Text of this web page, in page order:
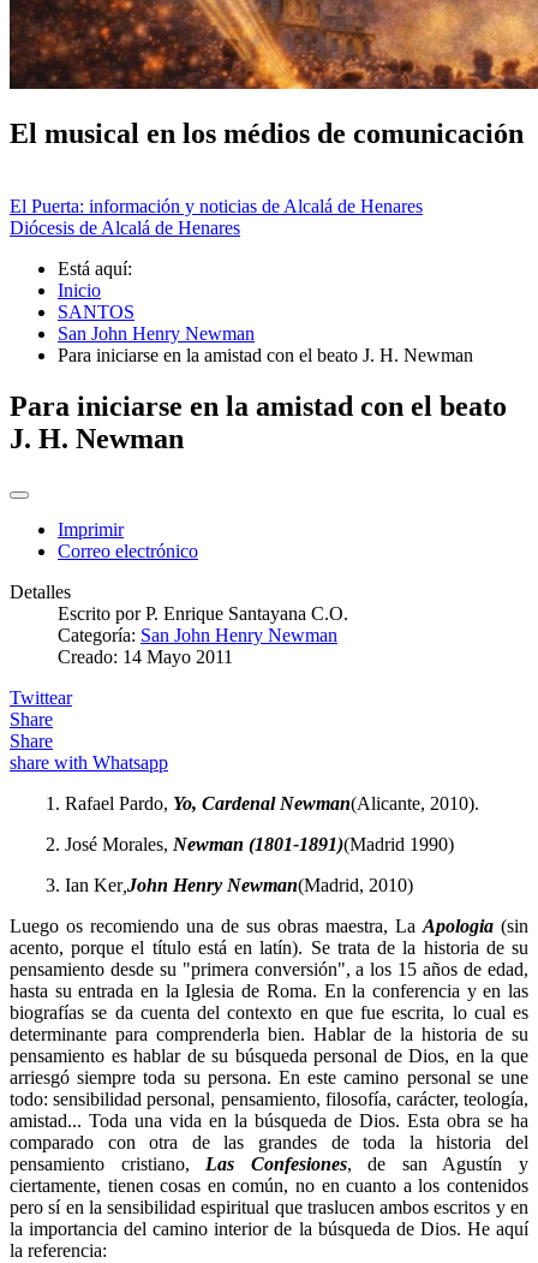
El musical en los médios de comunicación
El Puerta: información y noticias de Alcalá de Henares
Diócesis de Alcalá de Henares
Está aquí:
Inicio
SANTOS
San John Henry Newman
Para iniciarse en la amistad con el beato J. H. Newman
Para iniciarse en la amistad con el beato
J. H. Newman
Imprimir
Correo electrónico
Detalles
Escrito porP. Enrique Santayana C.O.
Categoría: San John Henry Newman
Creado: 14 Mayo 2011
Twittear
Share
Share
share with Whatsapp
1. Rafael Pardo, Yo, Cardenal Newman(Alicante, 2010).
2. José Morales, Newman (1801-1891)(Madrid 1990)
3. Ian Ker,John Henry Newman(Madrid, 2010)
Luego os recomiendo una de sus obras maestra, LaApologia (sin
acento, porque el título está en latín). Se trata de la historia de su
pensamiento desde su "primera conversión", a los 15 años de edad,
hasta su entrada en la Iglesia de Roma. En la conferencia y en las
biografías se da cuenta del contexto en que fue escrita, lo cual es
determinante para comprenderla bien. Hablar de la historia de su
pensamiento es hablar de su búsqueda personal de Dios, en la que
arriesgó siempre toda su persona. En este camino personal se une
todo: sensibilidad personal, pensamiento, filosofía, carácter, teología,
amistad... Toda una vida en la búsqueda de Dios. Esta obra se ha
comparado con otra de las grandes de toda la historia del
pensamiento cristiano,Las Confesiones, de san Agustín y
ciertamente, tienen cosas en común, no en cuanto a los contenidos
pero sí en la sensibilidad espiritual que traslucen ambos escritos y en
la importancia del camino interior de la búsqueda de Dios. He aquí
la referencia: